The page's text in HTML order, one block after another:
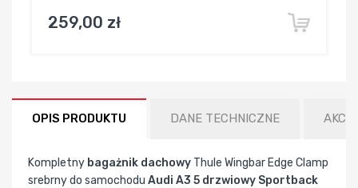
259,00 zł
OPIS PRODUKTU DANE TECHNICZNE
Kompletny bagażnik dachowy Thule Wingbar Edge Clamp
srebrny do samochodu Audi A3 5 drzwiowy Sportback